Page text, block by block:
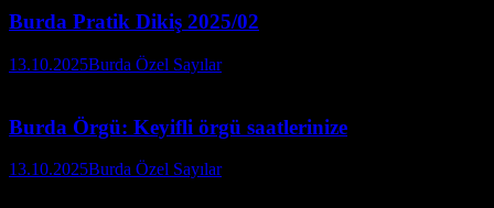
Burda Pratik Dikiş 2025/02
13.10.2025Burda Özel Sayılar
Burda Örgü: Keyifli örgü saatlerinize
13.10.2025Burda Özel Sayılar